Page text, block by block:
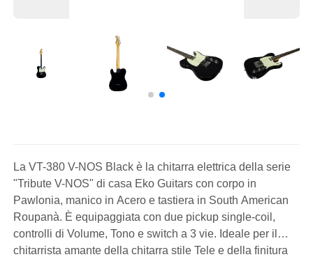
La VT-380 V-NOS Black è la chitarra elettrica della serie
"Tribute V-NOS" di casa Eko Guitars con corpo in
Pawlonia, manico in Acero e tastiera in South American
Roupanà. È equipaggiata con due pickup single-coil,
controlli di Volume, Tono e switch a 3 vie. Ideale per il
chitarrista amante della chitarra stile Tele e della finitura